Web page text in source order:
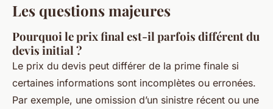
Les questions majeures
Pourquoi le prix final est-il parfois différent du
devis initial ?
Le prix du devis peut différer de la prime finale si
certaines informations sont incomplètes ou erronées.
Par exemple, une omission d’un sinistre récent ou une